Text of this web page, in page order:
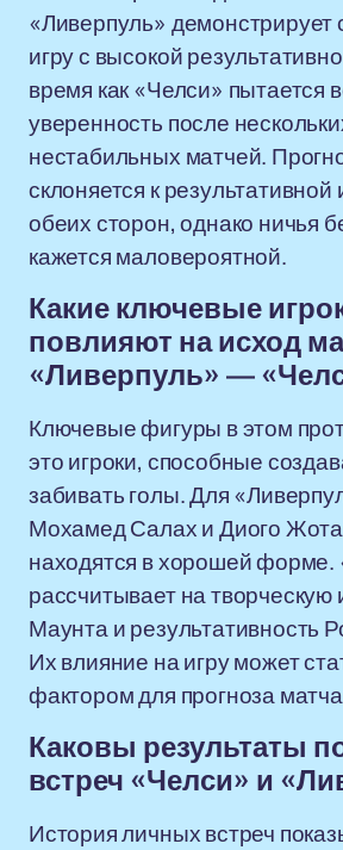
«Ливерпуль» демонстрирует
игру с высокой
время как «Челси» пытается
уверенность после
нестабильных матчей.
склоняется к результативной
обеих сторон, однако ничья
кажется маловероятной.
Какие ключевые
повлияют на исход
«Ливерпуль» —
Ключевые фигуры в этом
это игроки, способные
забивать голы. Для
Мохамед Салах и Диого
находятся в хорошей форме.
рассчитывает на
Маунта и результативность
Их влияние на игру может
фактором для прогноза
Каковы результаты
встреч «Челси» и
История личных встреч